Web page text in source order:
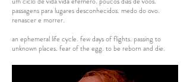
passagens para lugares desconhecidos. medo do ovo.
renascer e morrer.
an ephemeral life cycle. few days of flights. passing to
unknown places. fear of the egg. to be reborn and die.